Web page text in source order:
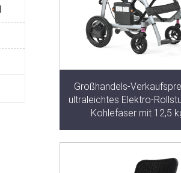
Großhandels-
ultraleichtes Elektro-
Kohlefaser mit 12,5